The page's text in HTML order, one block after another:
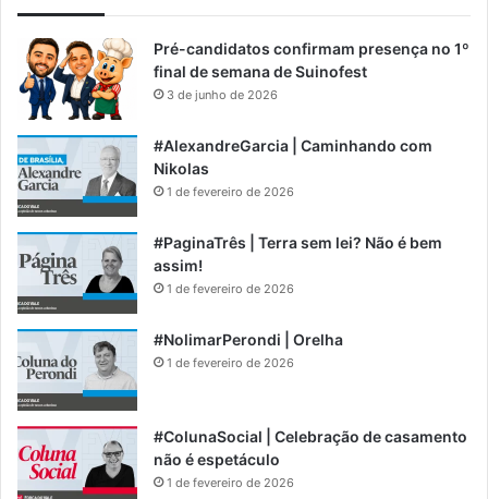
Pré-candidatos confirmam presença no 1º
final de semana de Suinofest
3 de junho de 2026
#AlexandreGarcia | Caminhando com
Nikolas
1 de fevereiro de 2026
#PaginaTrês | Terra sem lei? Não é bem
assim!
1 de fevereiro de 2026
#NolimarPerondi | Orelha
1 de fevereiro de 2026
#ColunaSocial | Celebração de casamento
não é espetáculo
1 de fevereiro de 2026